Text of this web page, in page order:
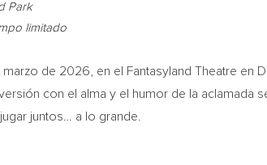
Park
limitado
de 2026, en el Fantasyland Theatre en
con el alma y el humor de la aclamada
juntos… a lo grande.